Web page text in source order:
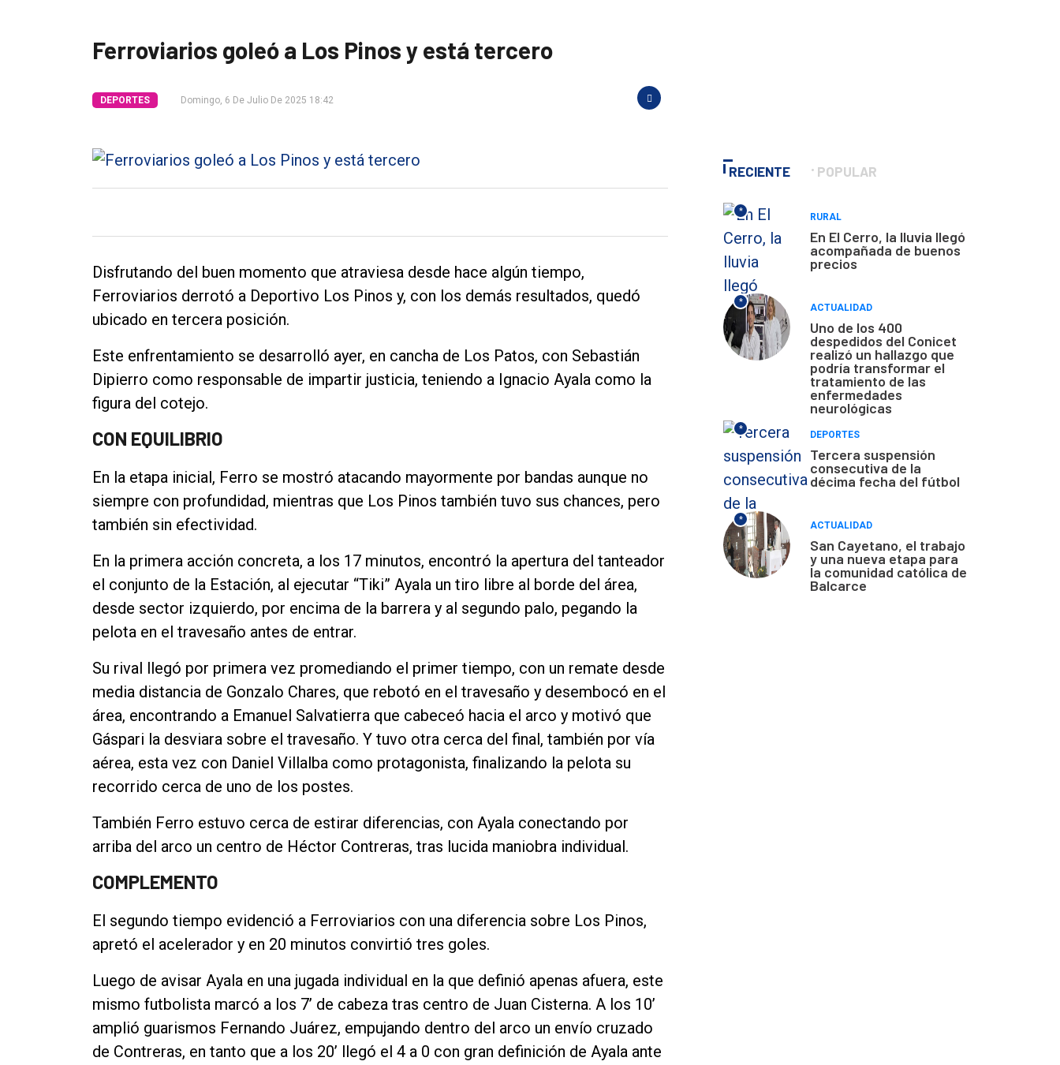
Deportes
Fúnebres
Nosotros
Contacto
Ferroviarios goleó a Los Pinos y está tercero
DEPORTES Domingo, 6 De Julio De 2025 18:42
Disfrutando del buen momento que atraviesa desde hace algún tiempo,
Ferroviarios derrotó a Deportivo Los Pinos y, con los demás resultados, quedó
ubicado en tercera posición.
Este enfrentamiento se desarrolló ayer, en cancha de Los Patos, con Sebastián
Dipierro como responsable de impartir justicia, teniendo a Ignacio Ayala como la
figura del cotejo.
CON EQUILIBRIO
En la etapa inicial, Ferro se mostró atacando mayormente por bandas aunque no
siempre con profundidad, mientras que Los Pinos también tuvo sus chances, pero
también sin efectividad.
En la primera acción concreta, a los 17 minutos, encontró la apertura del tanteador
el conjunto de la Estación, al ejecutar “Tiki” Ayala un tiro libre al borde del área,
desde sector izquierdo, por encima de la barrera y al segundo palo, pegando la
pelota en el travesaño antes de entrar.
Su rival llegó por primera vez promediando el primer tiempo, con un remate desde
media distancia de Gonzalo Chares, que rebotó en el travesaño y desembocó en el
área, encontrando a Emanuel Salvatierra que cabeceó hacia el arco y motivó que
Gáspari la desviara sobre el travesaño. Y tuvo otra cerca del final, también por vía
aérea, esta vez con Daniel Villalba como protagonista, finalizando la pelota su
recorrido cerca de uno de los postes.
También Ferro estuvo cerca de estirar diferencias, con Ayala conectando por
arriba del arco un centro de Héctor Contreras, tras lucida maniobra individual.
COMPLEMENTO
El segundo tiempo evidenció a Ferroviarios con una diferencia sobre Los Pinos,
apretó el acelerador y en 20 minutos convirtió tres goles.
Luego de avisar Ayala en una jugada individual en la que definió apenas afuera, este
mismo futbolista marcó a los 7’ de cabeza tras centro de Juan Cisterna. A los 10’
amplió guarismos Fernando Juárez, empujando dentro del arco un envío cruzado
de Contreras, en tanto que a los 20’ llegó el 4 a 0 con gran definición de Ayala ante
RECIENTE POPULAR
*
RURAL
En El Cerro, la lluvia llegó
acompañada de buenos
precios
*
ACTUALIDAD
Uno de los 400
despedidos del Conicet
realizó un hallazgo que
podría transformar el
tratamiento de las
enfermedades
neurológicas
*
DEPORTES
Tercera suspensión
consecutiva de la
décima fecha del fútbol
*
ACTUALIDAD
San Cayetano, el trabajo
y una nueva etapa para
la comunidad católica de
Balcarce